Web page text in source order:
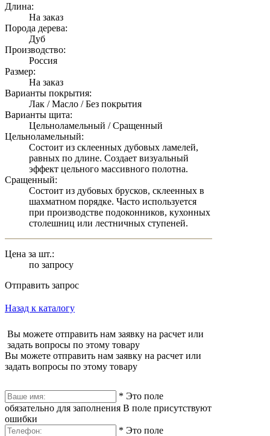
Длина:
На заказ
Порода дерева:
Дуб
Производство:
Россия
Размер:
На заказ
Варианты покрытия:
Лак / Масло / Без покрытия
Варианты щита:
Цельноламельный / Сращенный
Цельноламельный:
Состоит из склеенных дубовых ламелей,
равных по длине. Создает визуальный
эффект цельного массивного полотна.
Сращенный:
Состоит из дубовых брусков, склеенных в
шахматном порядке. Часто используется
при производстве подоконников, кухонных
столешниц или лестничных ступеней.
Цена за шт.:
по запросу
Отправить запрос
Назад к каталогу
Вы можете отправить нам заявку на расчет или
задать вопросы по этому товару
Вы можете отправить нам заявку на расчет или
задать вопросы по этому товару
* Это поле
обязательно для заполнения В поле присутствуют
ошибки
* Это поле